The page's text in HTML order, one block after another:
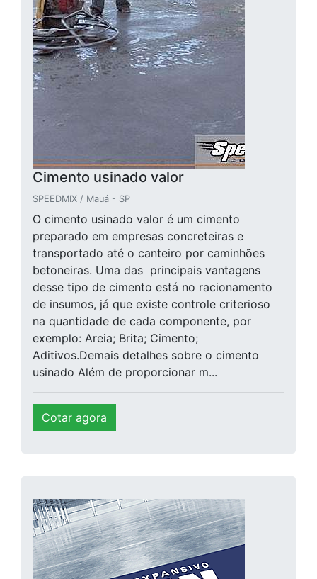
Cimento usinado valor
SPEEDMIX / Mauá - SP
O cimento usinado valor é um cimento
preparado em empresas concreteiras e
transportado até o canteiro por caminhões
betoneiras. Uma das principais vantagens
desse tipo de cimento está no racionamento
de insumos, já que existe controle criterioso
na quantidade de cada componente, por
exemplo: Areia; Brita; Cimento;
Aditivos.Demais detalhes sobre o cimento
usinado Além de proporcionar m...
Cotar agora